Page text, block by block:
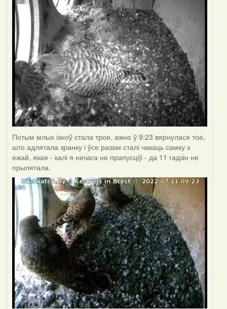
Потым млых ізноў стала трое, ажно ў 9:23 вярнулася тое,
што адлятала зранку і ўсе разам сталі чакаць самку з
ежай, якая - калі я нечага не прапусціў - да 11 гадзін не
прылятала.